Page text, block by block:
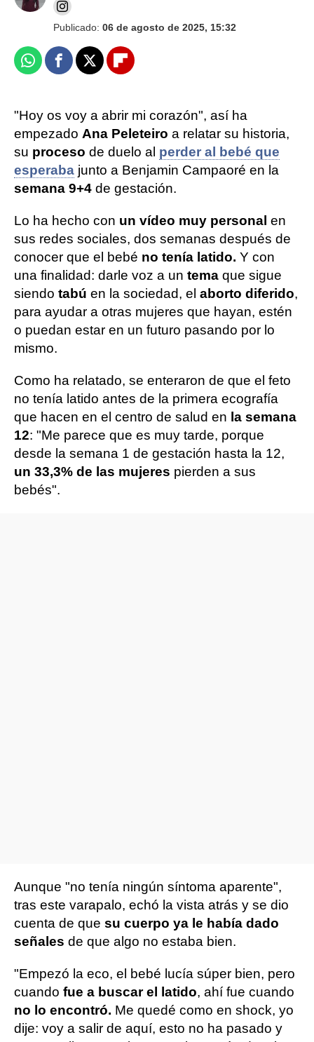
Publicado: 06 de agosto de 2025, 15:32
WhatsappFacebook
X Flipboard
"Hoy os voy a abrir mi corazón", así ha
empezado Ana Peleteiro a relatar su historia,
su proceso de duelo al perder al bebé que
esperaba junto a Benjamin Campaoré en la
semana 9+4 de gestación.
Lo ha hecho con un vídeo muy personal en
sus redes sociales, dos semanas después de
conocer que el bebé no tenía latido. Y con
una finalidad: darle voz a un tema que sigue
siendo tabú en la sociedad, el aborto diferido,
para ayudar a otras mujeres que hayan, estén
o puedan estar en un futuro pasando por lo
mismo.
Como ha relatado, se enteraron de que el feto
no tenía latido antes de la primera ecografía
que hacen en el centro de salud en la semana
12: "Me parece que es muy tarde, porque
desde la semana 1 de gestación hasta la 12,
un 33,3% de las mujeres pierden a sus
bebés".
Aunque "no tenía ningún síntoma aparente",
tras este varapalo, echó la vista atrás y se dio
cuenta de que su cuerpo ya le había dado
señales de que algo no estaba bien.
"Empezó la eco, el bebé lucía súper bien, pero
cuando fue a buscar el latido, ahí fue cuando
no lo encontró. Me quedé como en shock, yo
dije: voy a salir de aquí, esto no ha pasado y